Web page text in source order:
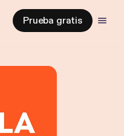
Prueba gratis